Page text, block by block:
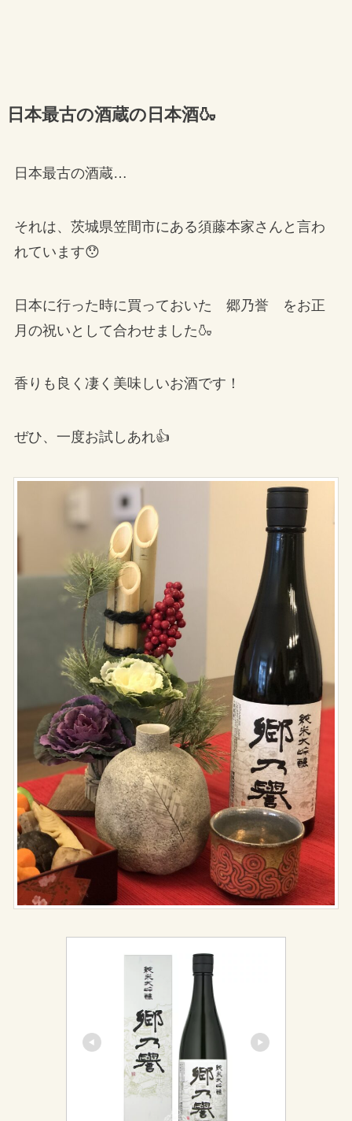
日本最古の酒蔵の日本酒🍶
日本最古の酒蔵…
それは、茨城県笠間市にある須藤本家さんと言わ
れています😯
日本に行った時に買っておいた 郷乃誉 をお正
月の祝いとして合わせました🍶
香りも良く凄く美味しいお酒です！
ぜひ、一度お試しあれ👍